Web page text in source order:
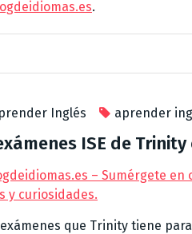
.
Inglés aprender
ISE de Trinity
– Sumérgete
y curiosidades.
que Trinity tiene